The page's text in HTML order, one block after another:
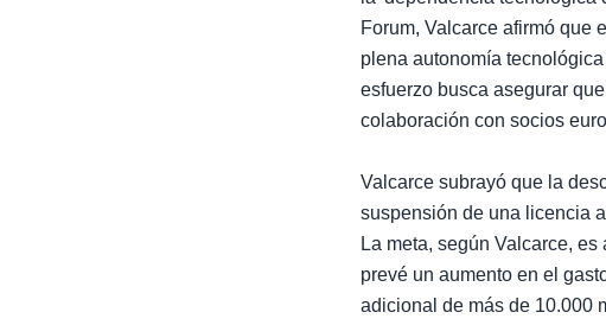
Forum, Valcarce afirmó que
plena autonomía
esfuerzo busca asegurar
colaboración con socios
Valcarce subrayó que la
suspensión de una licencia
La meta, según Valcarce,
prevé un aumento en el
adicional de más de 10.000